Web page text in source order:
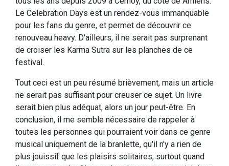
Le Celebration Days est un rendez-vous immanquable
pour les fans du genre, et permet de découvrir ce
renouveau heavy. D'ailleurs, il ne serait pas surprenant
de croiser les Karma Sutra sur les planches de ce
festival.
Tout ceci est un peu résumé brièvement, mais un article
ne serait pas suffisant pour creuser ce sujet. Un livre
serait bien plus adéquat, alors un jour peut-être. En
conclusion, il me semble nécessaire de rappeler à
toutes les personnes qui pourraient voir dans ce genre
musical uniquement de la branlette, qu'il n'y a rien de
plus jouissif que les plaisirs solitaires, surtout quand